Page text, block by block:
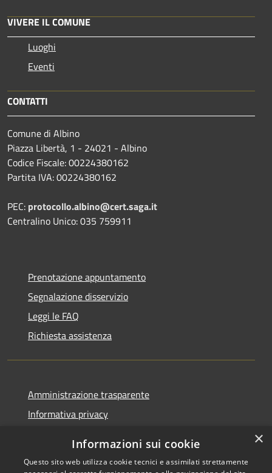
VIVERE IL COMUNE
Luoghi
Eventi
CONTATTI
Comune di Albino
Piazza Libertà, 1 - 24021 - Albino
Codice Fiscale: 00224380162
Partita IVA: 00224380162
PEC: protocollo.albino@cert.saga.it
Centralino Unico: 035 759911
Prenotazione appuntamento
Segnalazione disservizio
Leggi le FAQ
Richiesta assistenza
Amministrazione trasparente
Informativa privacy
Dichiarazione di accessibilità
×
Informazioni sui cookie
Questo sito web utilizza cookie tecnici e assimilati strettamente